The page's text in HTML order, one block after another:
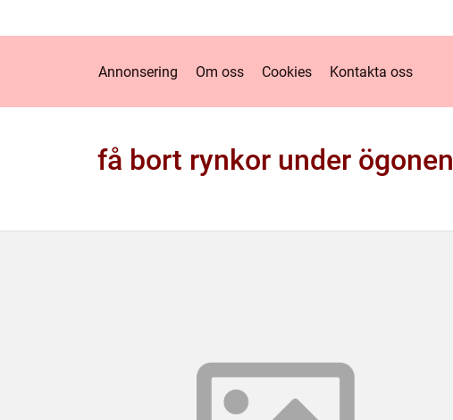
Annonsering Om oss Cookies Kontakta oss
få bort rynkor under ögonen